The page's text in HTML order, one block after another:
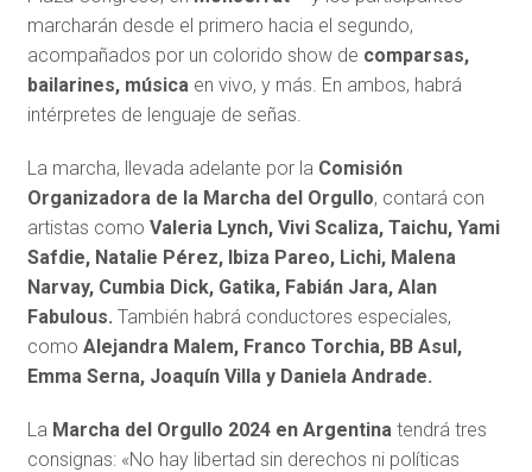
marcharán desde el primero hacia el segundo,
acompañados por un colorido show de comparsas,
bailarines, música en vivo, y más. En ambos, habrá
intérpretes de lenguaje de señas.
La marcha, llevada adelante por la Comisión
Organizadora de la Marcha del Orgullo, contará con
artistas como Valeria Lynch, Vivi Scaliza, Taichu, Yami
Safdie, Natalie Pérez, Ibiza Pareo, Lichi, Malena
Narvay, Cumbia Dick, Gatika, Fabián Jara, Alan
Fabulous. También habrá conductores especiales,
como Alejandra Malem, Franco Torchia, BB Asul,
Emma Serna, Joaquín Villa y Daniela Andrade.
La Marcha del Orgullo 2024 en Argentinatendrá tres
consignas: «No hay libertad sin derechos ni políticas